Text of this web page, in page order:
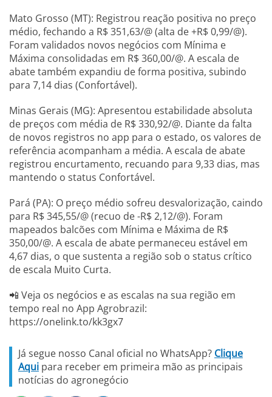
Mato Grosso (MT): Registrou reação positiva no preço
médio, fechando a R$ 351,63/@ (alta de +R$ 0,99/@).
Foram validados novos negócios com Mínima e
Máxima consolidadas em R$ 360,00/@. A escala de
abate também expandiu de forma positiva, subindo
para 7,14 dias (Confortável).
Minas Gerais (MG): Apresentou estabilidade absoluta
de preços com média de R$ 330,92/@. Diante da falta
de novos registros no app para o estado, os valores de
referência acompanham a média. A escala de abate
registrou encurtamento, recuando para 9,33 dias, mas
mantendo o status Confortável.
Pará (PA): O preço médio sofreu desvalorização, caindo
para R$ 345,55/@ (recuo de -R$ 2,12/@). Foram
mapeados balcões com Mínima e Máxima de R$
350,00/@. A escala de abate permaneceu estável em
4,67 dias, o que sustenta a região sob o status crítico
de escala Muito Curta.
📲 Veja os negócios e as escalas na sua região em
tempo real no App Agrobrazil:
https://onelink.to/kk3gx7
Já segue nosso Canal oficial no WhatsApp? Clique
Aqui para receber em primeira mão as principais
notícias do agronegócio